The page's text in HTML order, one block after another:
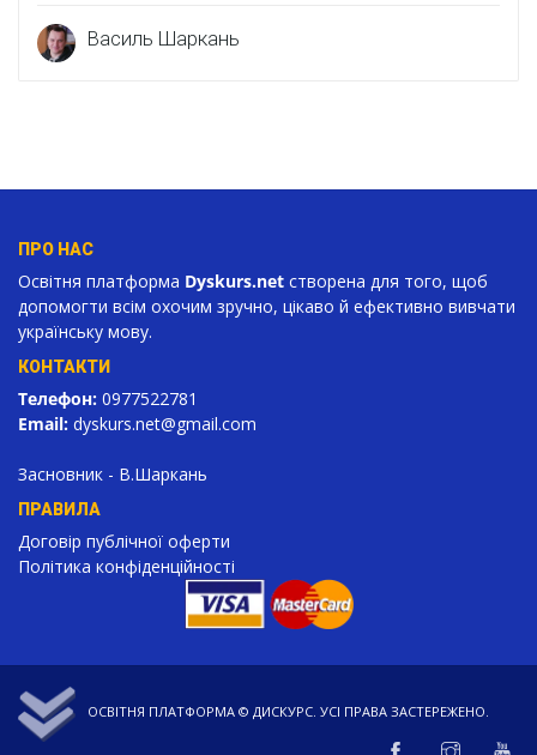
Василь Шаркань
ПРО НАС
Освітня платформа Dyskurs.net створена для того, щоб
допомогти всім охочим зручно, цікаво й ефективно вивчати
українську мову.
КОНТАКТИ
Телефон: 0977522781
Email: dyskurs.net@gmail.com
Засновник - В.Шаркань
ПРАВИЛА
Договір публічної оферти
Політика конфіденційності
ОСВІТНЯ ПЛАТФОРМА © ДИСКУРС. УСІ ПРАВА ЗАСТЕРЕЖЕНО.